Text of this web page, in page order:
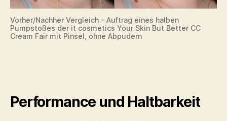
Vorher/Nachher Vergleich – Auftrag eines halben
Pumpstoßes der it cosmetics Your Skin But Better CC
Cream Fair mit Pinsel, ohne Abpudern
Performance und Haltbarkeit